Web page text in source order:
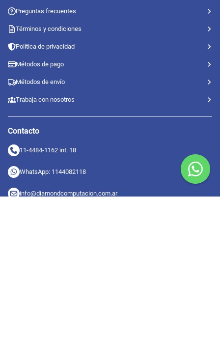
Preguntas frecuentes
Términos y condiciones
Política de privacidad
Métodos de pago
Métodos de envío
Trabaja con nosotros
Contacto
11-4484-1162 int. 18
WhatsApp: 1144082118
info@diamondcomputacion.com.ar